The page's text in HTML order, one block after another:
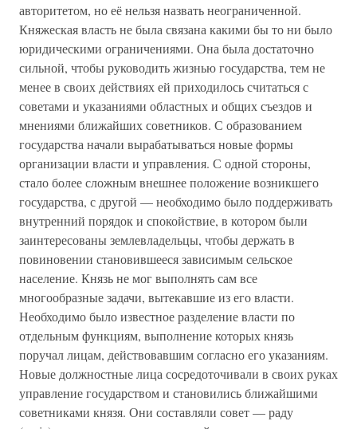
авторитетом, но её нельзя назвать неограниченной.
Княжеская власть не была связана какими бы то ни было
юридическими ограничениями. Она была достаточно
сильной, чтобы руководить жизнью государства, тем не
менее в своих действиях ей приходилось считаться с
советами и указаниями областных и общих съездов и
мнениями ближайших советников. С образованием
государства начали вырабатываться новые формы
организации власти и управления. С одной стороны,
стало более сложным внешнее положение возникшего
государства, с другой — необходимо было поддерживать
внутренний порядок и спокойствие, в котором были
заинтересованы землевладельцы, чтобы держать в
повиновении становившееся зависимым сельское
население. Князь не мог выполнять сам все
многообразные задачи, вытекавшие из его власти.
Необходимо было известное разделение власти по
отдельным функциям, выполнение которых князь
поручал лицам, действовавшим согласно его указаниям.
Новые должностные лица сосредоточивали в своих руках
управление государством и становились ближайшими
советниками князя. Они составляли совет — раду